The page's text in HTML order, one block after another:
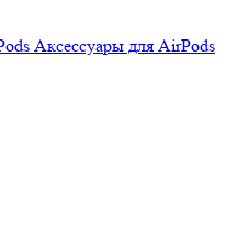
Аксессуары для AirPods